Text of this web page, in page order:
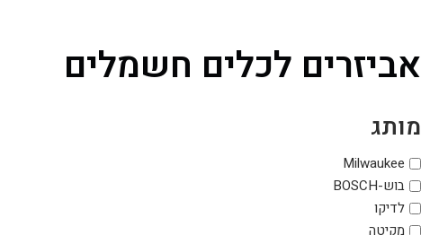
אביזרים לכלים חשמלים
מותג
Milwaukee
בוש-BOSCH
לדיקו
מקיטה